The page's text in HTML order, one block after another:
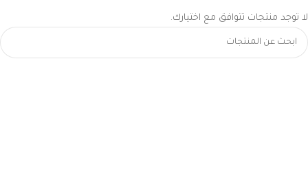
لا توجد منتجات تتوافق مع اختيارك.